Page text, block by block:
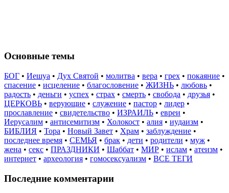
Основные темы
БОГ • Иешуа • Дух Святой • молитва • вера • грех • покаяние •
спасение • исцеление • благословение • ЖИЗНЬ • любовь •
радость • деньги • успех • страх • смерть • свобода • друзья •
ЦЕРКОВЬ • верующие • служение • пастор • лидер •
прославление • свидетельство • ИЗРАИЛЬ • евреи •
Иерусалим • антисемитизм • Холокост • алия • иудаизм •
БИБЛИЯ • Тора • Новый Завет • Храм • заблуждение •
последнее время • СЕМЬЯ • брак • дети • родители • муж •
жена • секс • ПРАЗДНИКИ • Шаббат • МИР • ислам • атеизм •
интернет • археология • гомосексуализм • ВСЕ ТЕГИ
Последние комментарии